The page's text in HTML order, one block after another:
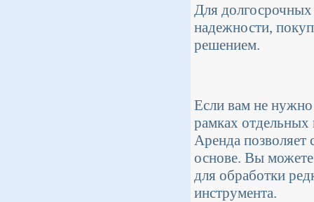
Для
надежности,
решением.
Если вам не нужно
рамках отдельных
Аренда позволяет
основе. Вы можете
для обработки
инструмента.